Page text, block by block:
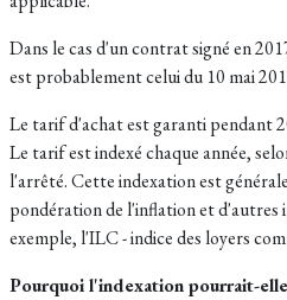
Dans le cas d'un contrat signé en
est probablement celui du 10 mai
Le tarif d'achat est garanti pendant
Le tarif est indexé chaque année,
l'arrêté. Cette indexation est
pondération de l'inflation et d'autres
exemple, l'ILC - indice des loyers
Pourquoi l'indexation pourrait-